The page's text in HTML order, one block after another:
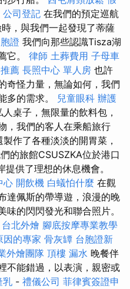
公司登記 在我們的預定巡航
，與我們一起發現了蒂薩
證 我們向那些認識Tisza湖
它。 律師 土葬費用 子母車
薦 長照中心 單人房 也許
奇怪力量，無論如何，我們
多的需求。 兒童眼科 辦護
桌子，無限量的飲料包，
，我們的客人在乘船旅行
製作了各種淡淡的開胃菜，
的旅館CSUSZKA位於港口
供了理想的休息機會。
心 開飲機 白蟻怕什麼 在觀
達佩斯的帶導遊，浪漫的晚
的閃閃發光和聯合照片。
台北外燴 腳底按摩專業教學
因的專家 骨灰罈 台胞證新
外燴團隊 頂樓 漏水 晚餐伴
不能錯過，以表演，親密或
乳 - 禮儀公司 菲律賓簽證申